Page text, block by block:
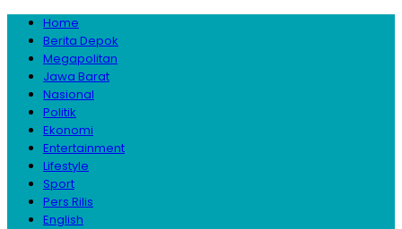
Home
Berita Depok
Megapolitan
Jawa Barat
Nasional
Politik
Ekonomi
Entertainment
Lifestyle
Sport
Pers Rilis
English